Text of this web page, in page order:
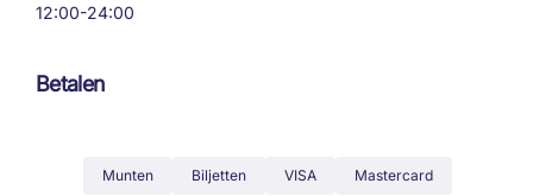
12:00-24:00
Betalen
Munten Biljetten VISA Mastercard